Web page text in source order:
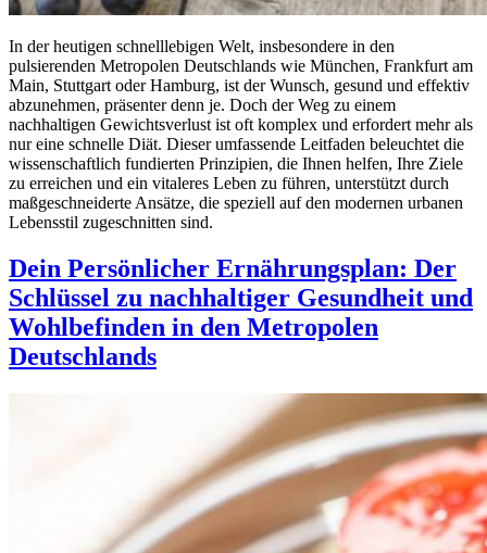
In der heutigen schnelllebigen Welt, insbesondere in den
pulsierenden Metropolen Deutschlands wie München, Frankfurt am
Main, Stuttgart oder Hamburg, ist der Wunsch, gesund und effektiv
abzunehmen, präsenter denn je. Doch der Weg zu einem
nachhaltigen Gewichtsverlust ist oft komplex und erfordert mehr als
nur eine schnelle Diät. Dieser umfassende Leitfaden beleuchtet die
wissenschaftlich fundierten Prinzipien, die Ihnen helfen, Ihre Ziele
zu erreichen und ein vitaleres Leben zu führen, unterstützt durch
maßgeschneiderte Ansätze, die speziell auf den modernen urbanen
Lebensstil zugeschnitten sind.
Dein Persönlicher Ernährungsplan: Der
Schlüssel zu nachhaltiger Gesundheit und
Wohlbefinden in den Metropolen
Deutschlands